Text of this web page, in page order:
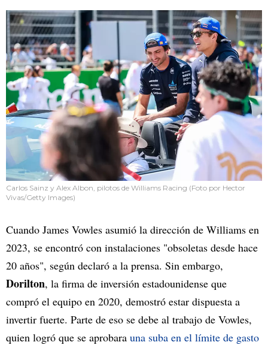
Carlos Sainz y Alex Albon, pilotos de Williams Racing (Foto por Hector
Vivas/Getty Images)
Cuando James Vowles asumió la dirección de Williams en
2023, se encontró con instalaciones "obsoletas desde hace
20 años", según declaró a la prensa. Sin embargo,
Dorilton, la firma de inversión estadounidense que
compró el equipo en 2020, demostró estar dispuesta a
invertir fuerte. Parte de eso se debe al trabajo de Vowles,
quien logró que se aprobara una suba en el límite de gasto